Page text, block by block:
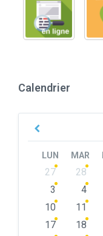
Calendrier
Previous
LUN MAR
Skip
calendar
27 28
3
4
10
11
17
18